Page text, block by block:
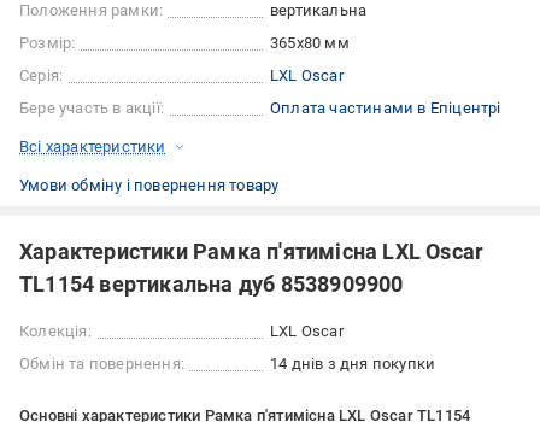
Положення рамки:
вертикальна
Розмір:
365x80 мм
Серія:
LXL Oscar
Бере участь в акції:
Оплата частинами в Епіцентрі
Всі характеристики
Умови обміну і повернення товару
Характеристики Рамка п'ятимісна LXL Oscar
TL1154 вертикальна дуб 8538909900
Колекція:
LXL Oscar
Обмін та повернення:
14 днів з дня покупки
Основні характеристики Рамка п'ятимісна LXL Oscar TL1154